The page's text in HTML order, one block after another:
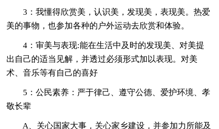
3：我懂得欣赏美，认识美，发现美，表现美。热爱
美的事物，也参加各种的户外运动去欣赏和体验。
4：审美与表现:能在生活中及时的发现美、对美提
出自己的适当见解，并透过必须形式加以表现。对美
术、音乐等有自己的喜好
5：公民素养：严于律己、遵守公德、爱护环境、孝
敬长辈
A、关心国家大事，关心家乡建设，并参加力所能及